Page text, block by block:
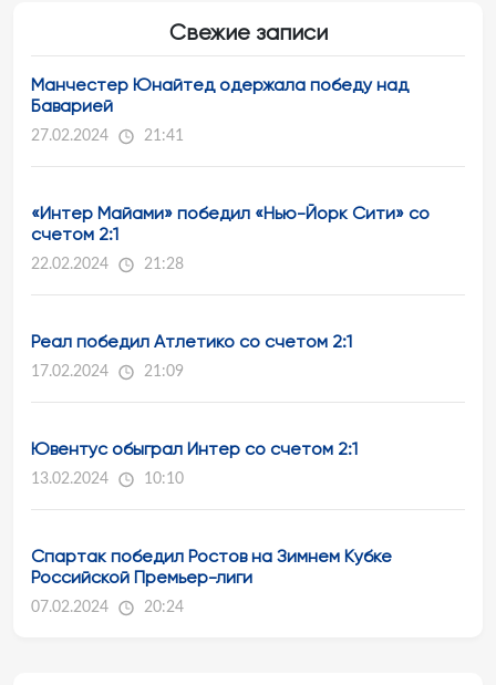
Свежие записи
Манчестер Юнайтед одержала победу над
Баварией
27.02.2024 21:41
«Интер Майами» победил «Нью-Йорк Сити» со
счетом 2:1
22.02.2024 21:28
Реал победил Атлетико со счетом 2:1
17.02.2024 21:09
Ювентус обыграл Интер со счетом 2:1
13.02.2024 10:10
Спартак победил Ростов на Зимнем Кубке
Российской Премьер-лиги
07.02.2024 20:24